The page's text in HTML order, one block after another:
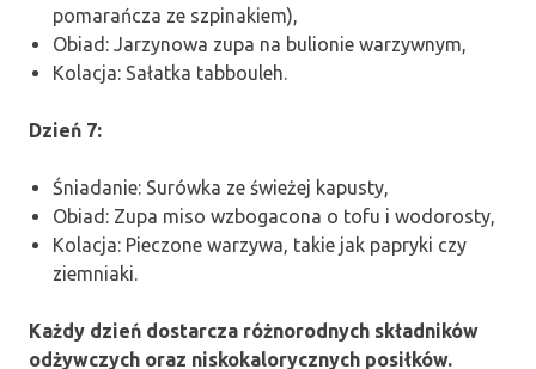
pomarańcza ze szpinakiem),
Obiad: Jarzynowa zupa na bulionie warzywnym,
Kolacja: Sałatka tabbouleh.
Dzień 7:
Śniadanie: Surówka ze świeżej kapusty,
Obiad: Zupa miso wzbogacona o tofu i wodorosty,
Kolacja: Pieczone warzywa, takie jak papryki czy
ziemniaki.
Każdy dzień dostarcza różnorodnych składników
odżywczych oraz niskokalorycznych posiłków.